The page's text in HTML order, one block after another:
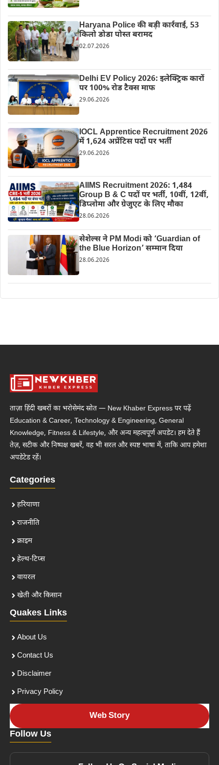
Haryana Police की बड़ी कार्रवाई, 53
किलो डोडा पोस्त बरामद
02.07.2026
Delhi EV Policy 2026: इलेक्ट्रिक कारों
पर 100% रोड टैक्स माफ
29.06.2026
IOCL Apprentice Recruitment 2026
में 1,624 अप्रेंटिस पदों पर भर्ती
29.06.2026
AIIMS Recruitment 2026: 1,484
Group B & C पदों पर भर्ती, 10वीं, 12वीं,
डिप्लोमा और ग्रेजुएट के लिए मौका
28.06.2026
सेशेल्स ने PM Modi को ‘Guardian of
the Blue Horizon’ सम्मान दिया
28.06.2026
ताज़ा हिंदी खबरों का भरोसेमंद स्रोत — New Khaber Express पर पढ़ें
Education & Career, Technology & Engineering, General
Knowledge, Fitness & Lifestyle, और अन्य महत्वपूर्ण अपडेट। हम देते हैं
तेज़, सटीक और निष्पक्ष खबरें, वह भी सरल और स्पष्ट भाषा में, ताकि आप हमेशा
अपडेटेड रहें।
Categories
हरियाणा
राजनीति
क्राइम
हेल्थ-टिप्स
वायरल
खेती और किसान
Quakes Links
About Us
Contact Us
Disclaimer
Privacy Policy
Web Story
Follow Us